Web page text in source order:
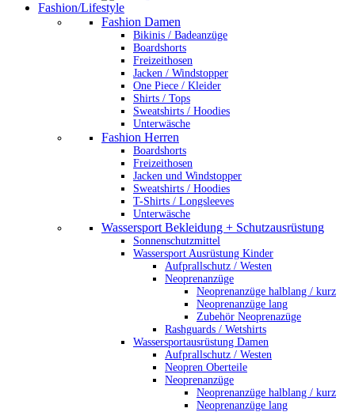
Fashion/Lifestyle
Fashion Damen
Bikinis / Badeanzüge
Boardshorts
Freizeithosen
Jacken / Windstopper
One Piece / Kleider
Shirts / Tops
Sweatshirts / Hoodies
Unterwäsche
Fashion Herren
Boardshorts
Freizeithosen
Jacken und Windstopper
Sweatshirts / Hoodies
T-Shirts / Longsleeves
Unterwäsche
Wassersport Bekleidung + Schutzausrüstung
Sonnenschutzmittel
Wassersport Ausrüstung Kinder
Aufprallschutz / Westen
Neoprenanzüge
Neoprenanzüge halblang / kurz
Neoprenanzüge lang
Zubehör Neoprenazüge
Rashguards / Wetshirts
Wassersportausrüstung Damen
Aufprallschutz / Westen
Neopren Oberteile
Neoprenanzüge
Neoprenanzüge halblang / kurz
Neoprenanzüge lang